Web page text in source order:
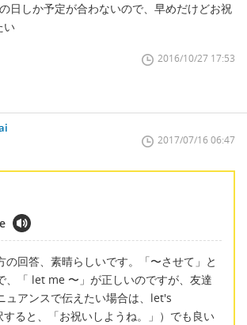
日しか予定が合わないので、早めだけどお祝
い
2016/10/27 17:53
2017/07/16 06:47
の回答、素晴らしいです。「〜させて」と
、「 let me 〜」が正しいのですが、友達
ュアンスで伝えたい場合は、let's
ると、「お祝いしようね。」）でも良い